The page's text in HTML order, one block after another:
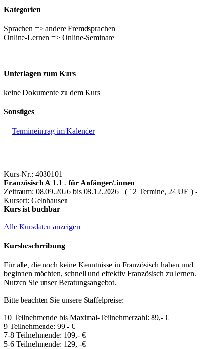
Kategorien
Sprachen => andere Fremdsprachen
Online-Lernen => Online-Seminare
Unterlagen zum Kurs
keine Dokumente zu dem Kurs
Sonstiges
Termineintrag im Kalender
Kurs-Nr.: 4080101
Französisch A 1.1 - für Anfänger/-innen
Zeitraum: 08.09.2026 bis 08.12.2026 ( 12 Termine, 24 UE ) -
Kursort: Gelnhausen
Kurs ist buchbar
Alle Kursdaten anzeigen
Kursbeschreibung
Für alle, die noch keine Kenntnisse in Französisch haben und
beginnen möchten, schnell und effektiv Französisch zu lernen.
Nutzen Sie unser Beratungsangebot.
Bitte beachten Sie unsere Staffelpreise:
10 Teilnehmende bis Maximal-Teilnehmerzahl: 89,- €
9 Teilnehmende: 99,- €
7-8 Teilnehmende: 109,- €
5-6 Teilnehmende: 129, -€